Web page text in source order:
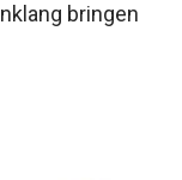
bringen